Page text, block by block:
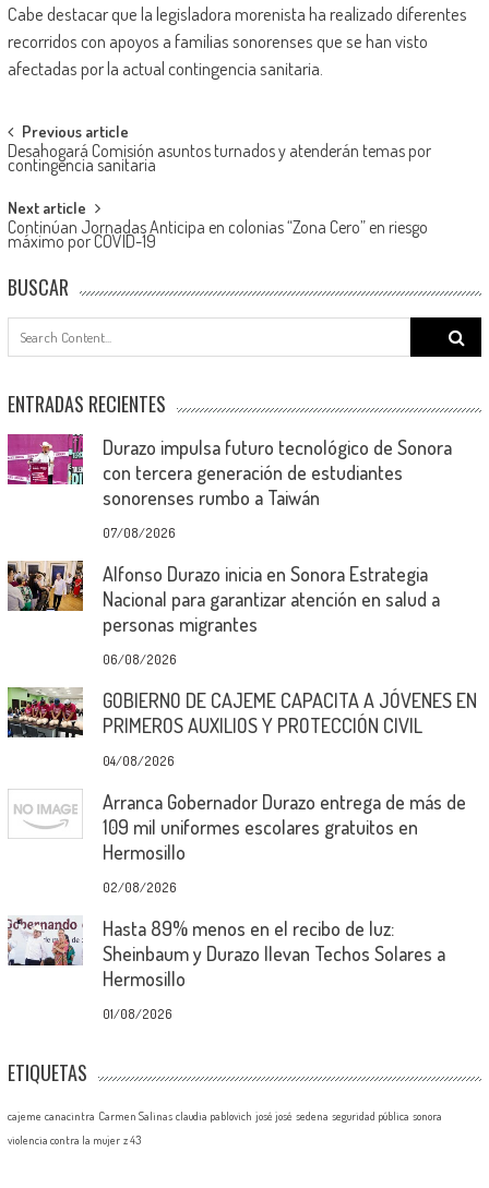
Cabe destacar que la legisladora morenista ha realizado diferentes
recorridos con apoyos a familias sonorenses que se han visto
afectadas por la actual contingencia sanitaria.
Post
navigation
Previous article
Desahogará Comisión asuntos turnados y atenderán temas por
contingencia sanitaria
Next article
Continúan Jornadas Anticipa en colonias “Zona Cero” en riesgo
máximo por COVID-19
BUSCAR
Search
ENTRADAS RECIENTES
Durazo impulsa futuro tecnológico de Sonora
con tercera generación de estudiantes
sonorenses rumbo a Taiwán
07/08/2026
Alfonso Durazo inicia en Sonora Estrategia
Nacional para garantizar atención en salud a
personas migrantes
06/08/2026
GOBIERNO DE CAJEME CAPACITA A JÓVENES EN
PRIMEROS AUXILIOS Y PROTECCIÓN CIVIL
04/08/2026
Arranca Gobernador Durazo entrega de más de
109 mil uniformes escolares gratuitos en
Hermosillo
02/08/2026
Hasta 89% menos en el recibo de luz:
Sheinbaum y Durazo llevan Techos Solares a
Hermosillo
01/08/2026
ETIQUETAS
cajeme canacintra Carmen Salinas claudia pablovich josé josé sedena seguridad pública sonora
violencia contra la mujer z 43